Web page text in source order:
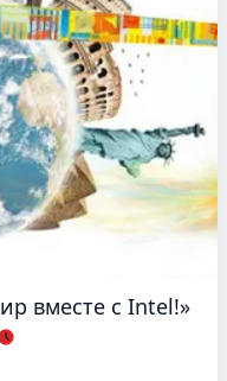
вместе с Intel!»